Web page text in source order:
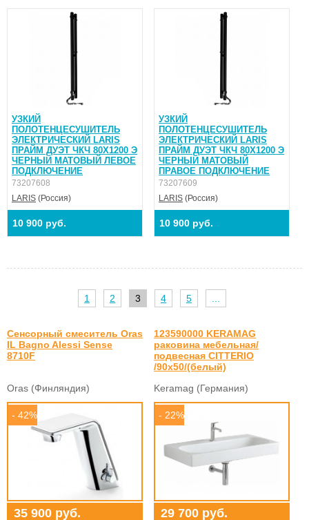
УЗКИЙ
ПОЛОТЕНЦЕСУШИТЕЛЬ
ЭЛЕКТРИЧЕСКИЙ LARIS
ПРАЙМ ДУЭТ ЧКЧ 80Х1200 Э
ЧЕРНЫЙ МАТОВЫЙ ЛЕВОЕ
ПОДКЛЮЧЕНИЕ
73207608
LARIS (Россия)
10 900 руб.
УЗКИЙ
ПОЛОТЕНЦЕСУШИТЕЛЬ
ЭЛЕКТРИЧЕСКИЙ LARIS
ПРАЙМ ДУЭТ ЧКЧ 80Х1200 Э
ЧЕРНЫЙ МАТОВЫЙ
ПРАВОЕ ПОДКЛЮЧЕНИЕ
73207609
LARIS (Россия)
10 900 руб.
1 2 3 4 5
Сенсорный смеситель Oras
IL Bagno Alessi Sense
8710F
Oras (Финляндия)
- 42%
35 900 руб.
123590000 KERAMAG
раковина мебельная/
подвесная CITTERIO
/90x50/(белый)
Keramag (Германия)
- 22%
29 700 руб.